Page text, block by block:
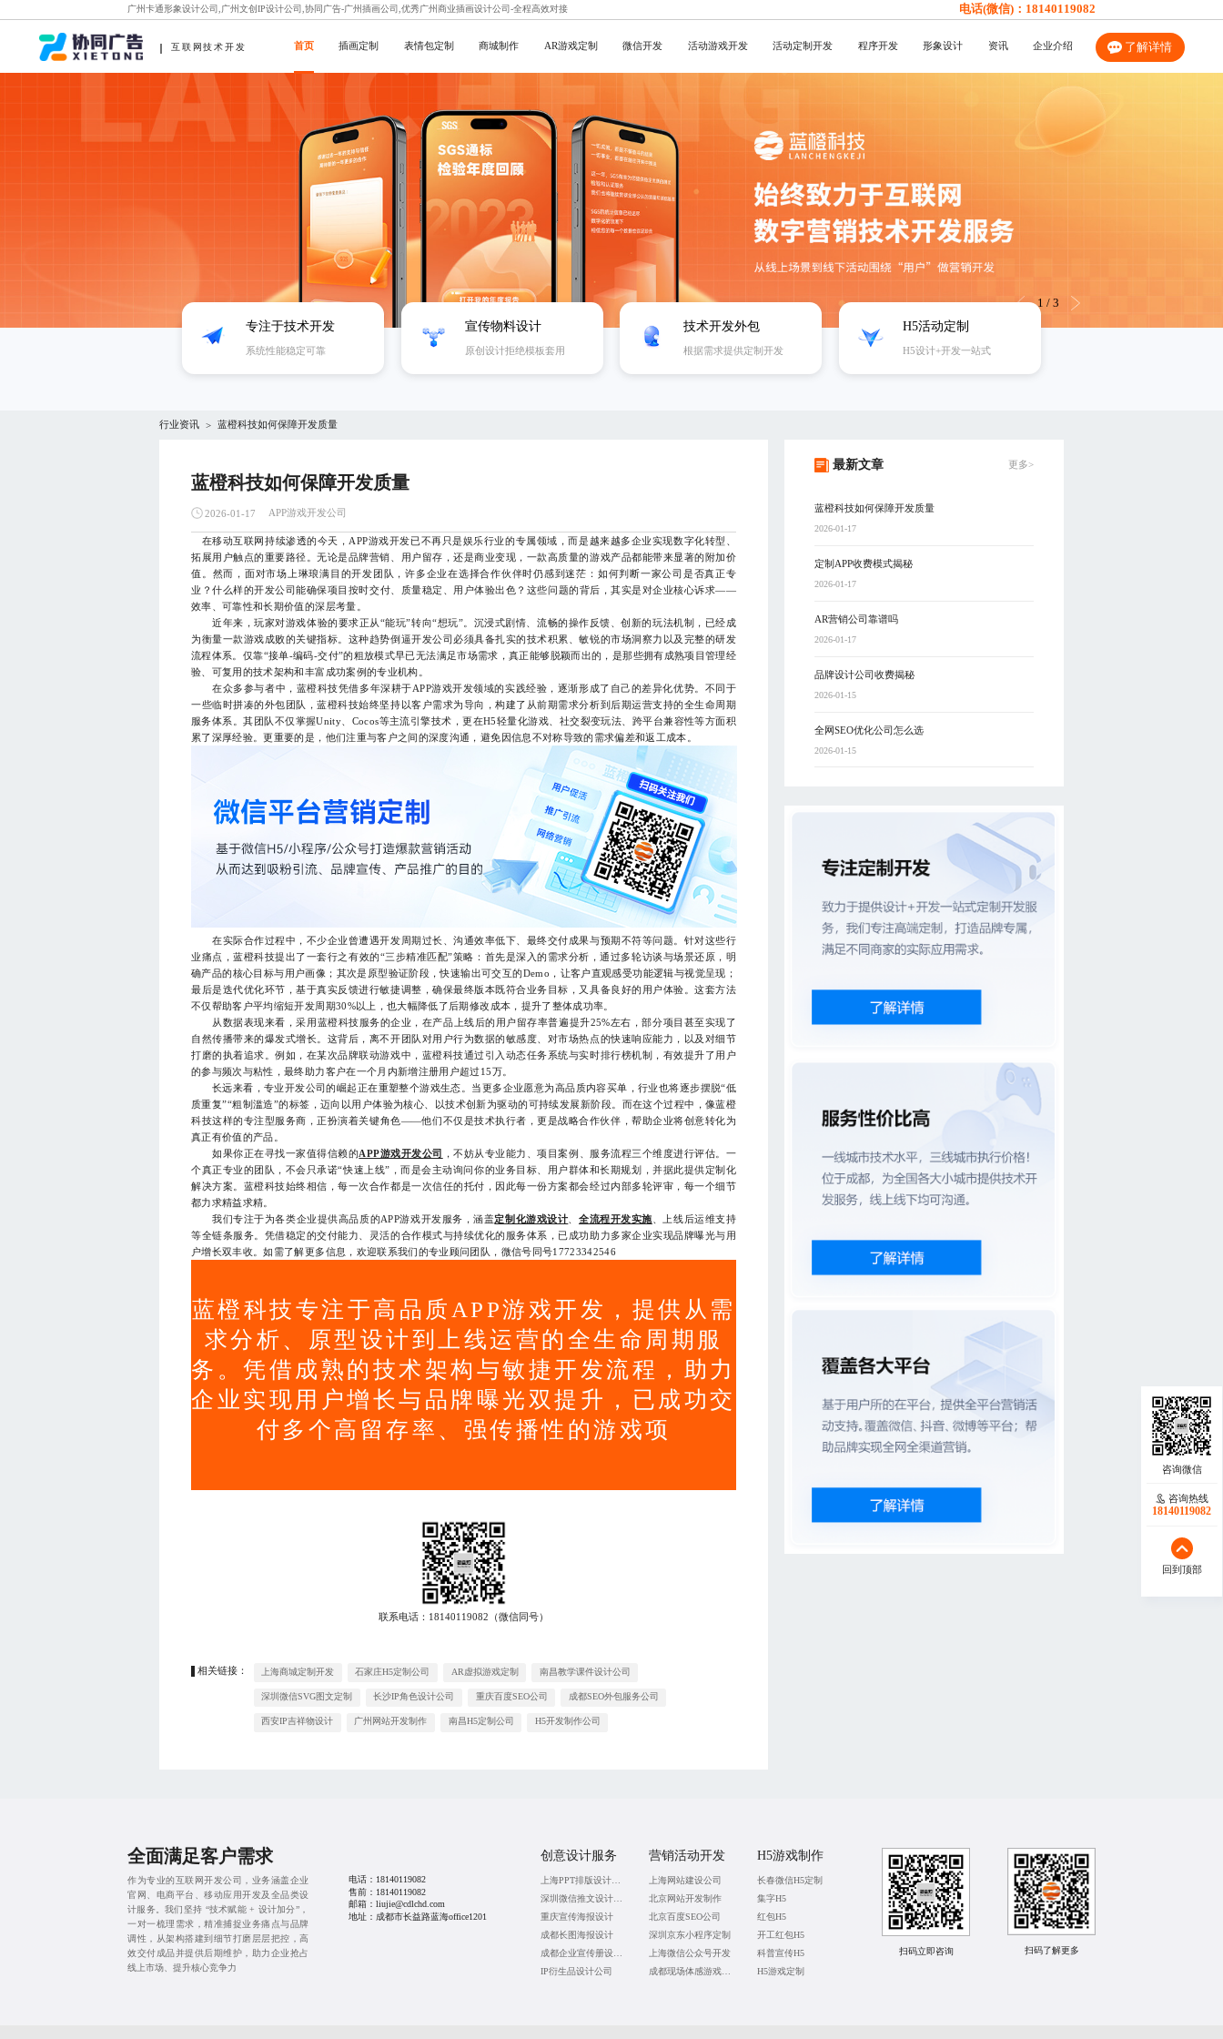
广州卡通形象设计公司,广州文创IP设计公司,协同广告-广州插画公司,优秀广州商业插画设计公司-全程高效对接 电话(微信)： 18140119082
互联网技术开发 首页 插画定制 表情包定制 商城制作 AR游戏定制 微信开发 活动游戏开发 活动定制开发 程序开发 形象设计 资讯 企业介绍 了解详情
1 / 3
专注于技术开发
系统性能稳定可靠
宣传物料设计
原创设计拒绝模板套用
技术开发外包
根据需求提供定制开发
H5活动定制
H5设计+开发一站式
行业资讯 > 蓝橙科技如何保障开发质量
蓝橙科技如何保障开发质量
2026-01-17 APP游戏开发公司
在移动互联网持续渗透的今天，APP游戏开发已不再只是娱乐行业的专属领域，而是越来越多企业实现数字化转型、
拓展用户触点的重要路径。无论是品牌营销、用户留存，还是商业变现，一款高质量的游戏产品都能带来显著的附加价
值。然而，面对市场上琳琅满目的开发团队，许多企业在选择合作伙伴时仍感到迷茫：如何判断一家公司是否真正专
业？什么样的开发公司能确保项目按时交付、质量稳定、用户体验出色？这些问题的背后，其实是对企业核心诉求——
效率、可靠性和长期价值的深层考量。
近年来，玩家对游戏体验的要求正从“能玩”转向“想玩”。沉浸式剧情、流畅的操作反馈、创新的玩法机制，已经成
为衡量一款游戏成败的关键指标。这种趋势倒逼开发公司必须具备扎实的技术积累、敏锐的市场洞察力以及完整的研发
流程体系。仅靠“接单-编码-交付”的粗放模式早已无法满足市场需求，真正能够脱颖而出的，是那些拥有成熟项目管理经
验、可复用的技术架构和丰富成功案例的专业机构。
在众多参与者中，蓝橙科技凭借多年深耕于APP游戏开发领域的实践经验，逐渐形成了自己的差异化优势。不同于
一些临时拼凑的外包团队，蓝橙科技始终坚持以客户需求为导向，构建了从前期需求分析到后期运营支持的全生命周期
服务体系。其团队不仅掌握Unity、Cocos等主流引擎技术，更在H5轻量化游戏、社交裂变玩法、跨平台兼容性等方面积
累了深厚经验。更重要的是，他们注重与客户之间的深度沟通，避免因信息不对称导致的需求偏差和返工成本。
在实际合作过程中，不少企业曾遭遇开发周期过长、沟通效率低下、最终交付成果与预期不符等问题。针对这些行
业痛点，蓝橙科技提出了一套行之有效的“三步精准匹配”策略：首先是深入的需求分析，通过多轮访谈与场景还原，明
确产品的核心目标与用户画像；其次是原型验证阶段，快速输出可交互的Demo，让客户直观感受功能逻辑与视觉呈现；
最后是迭代优化环节，基于真实反馈进行敏捷调整，确保最终版本既符合业务目标，又具备良好的用户体验。这套方法
不仅帮助客户平均缩短开发周期30%以上，也大幅降低了后期修改成本，提升了整体成功率。
从数据表现来看，采用蓝橙科技服务的企业，在产品上线后的用户留存率普遍提升25%左右，部分项目甚至实现了
自然传播带来的爆发式增长。这背后，离不开团队对用户行为数据的敏感度、对市场热点的快速响应能力，以及对细节
打磨的执着追求。例如，在某次品牌联动游戏中，蓝橙科技通过引入动态任务系统与实时排行榜机制，有效提升了用户
的参与频次与粘性，最终助力客户在一个月内新增注册用户超过15万。
长远来看，专业开发公司的崛起正在重塑整个游戏生态。当更多企业愿意为高品质内容买单，行业也将逐步摆脱“低
质重复”“粗制滥造”的标签，迈向以用户体验为核心、以技术创新为驱动的可持续发展新阶段。而在这个过程中，像蓝橙
科技这样的专注型服务商，正扮演着关键角色——他们不仅是技术执行者，更是战略合作伙伴，帮助企业将创意转化为
真正有价值的产品。
如果你正在寻找一家值得信赖的APP游戏开发公司
，不妨从专业能力、项目案例、服务流程三个维度进行评估。一
个真正专业的团队，不会只承诺“快速上线”，而是会主动询问你的业务目标、用户群体和长期规划，并据此提供定制化
解决方案。蓝橙科技始终相信，每一次合作都是一次信任的托付，因此每一份方案都会经过内部多轮评审，每一个细节
都力求精益求精。
我们专注于为各类企业提供高品质的APP游戏开发服务，涵盖定制化游戏设计 全流程开发实施 、上线后运维支持
等全链条服务。凭借稳定的交付能力、灵活的合作模式与持续优化的服务体系，已成功助力多家企业实现品牌曝光与用
户增长双丰收。如需了解更多信息，欢迎联系我们的专业顾问团队，微信号同号17723342546
蓝橙科技专注于高品质APP游戏开发，提供从需
求分析、原型设计到上线运营的全生命周期服
务。凭借成熟的技术架构与敏捷开发流程，助力
企业实现用户增长与品牌曝光双提升，已成功交
付多个高留存率、强传播性的游戏项
联系电话： 18140119082 （微信同号）
相关链接： 上海商城定制开发 石家庄H5定制公司 AR虚拟游戏定制 南昌教学课件设计公司
深圳微信SVG图文定制 长沙IP角色设计公司 重庆百度SEO公司 成都SEO外包服务公司
西安IP吉祥物设计 广州网站开发制作 南昌H5定制公司 H5开发制作公司
最新文章 更多>
蓝橙科技如何保障开发质量
2026-01-17
定制APP收费模式揭秘
2026-01-17
AR营销公司靠谱吗
2026-01-17
品牌设计公司收费揭秘
2026-01-15
全网SEO优化公司怎么选
2026-01-15
咨询热线
18140119082
回到顶部
全面满足客户需求
作为专业的互联网开发公司，业务涵盖企业
官网、电商平台、移动应用开发及全品类设
计服务。我们坚持 “技术赋能 + 设计加分”，
一对一梳理需求，精准捕捉业务痛点与品牌
调性，从架构搭建到细节打磨层层把控，高
效交付成品并提供后期维护，助力企业抢占
线上市场、提升核心竞争力
电话： 18140119082
售前： 18140119082
邮箱：liujie@cdlchd.com
地址：成都市长益路蓝海office1201
创意设计服务
上海PPT排版设计公司
深圳微信推文设计公司
重庆宣传海报设计
成都长图海报设计
成都企业宣传册设计公司
IP衍生品设计公司
营销活动开发
上海网站建设公司
北京网站开发制作
北京百度SEO公司
深圳京东小程序定制
上海微信公众号开发
成都现场体感游戏定制
H5游戏制作
长春微信H5定制
集字H5
红包H5
开工红包H5
科普宣传H5
H5游戏定制
扫码立即咨询 扫码了解更多